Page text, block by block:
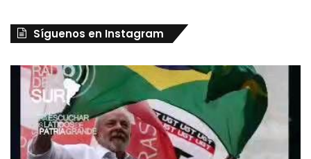
Síguenos en Instagram